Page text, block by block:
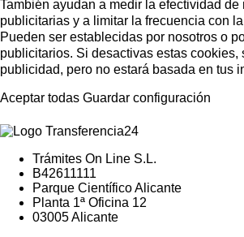
También ayudan a medir la efectividad de
publicitarias y a limitar la frecuencia con
Pueden ser establecidas por nosotros o
publicitarios. Si desactivas estas cookies,
publicidad, pero no estará basada en tus
Aceptar todas Guardar configuración
Trámites On Line S.L.
B42611111
Parque Científico Alicante
Planta 1ª Oficina 12
03005 Alicante